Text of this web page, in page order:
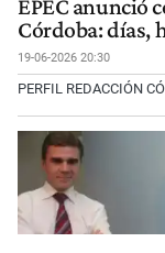
EPEC anunció
Córdoba: días,
19-06-2026 20:30
PERFIL REDACCIÓN